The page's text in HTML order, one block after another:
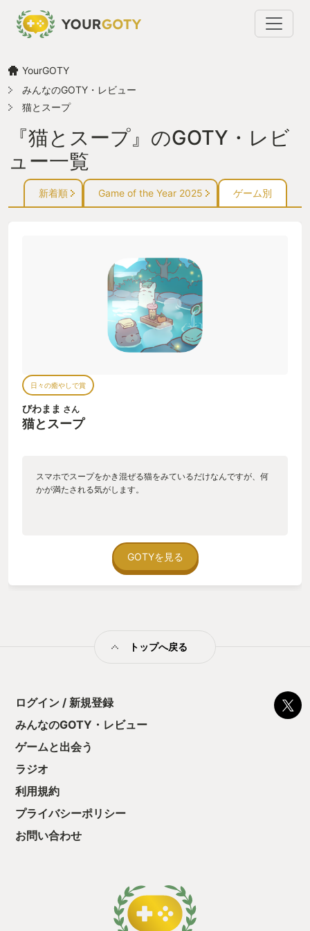
YourGOTY
みんなのGOTY・レビュー
猫とスープ
『猫とスープ』のGOTY・レビ
ュー一覧
新着順 Game of the Year 2025 ゲーム別
日々の癒やしで賞
びわまま さん
猫とスープ
スマホでスープをかき混ぜる猫をみているだけなんですが、何
かが満たされる気がします。
GOTYを見る
トップへ戻る
ログイン / 新規登録
みんなのGOTY・レビュー
ゲームと出会う
ラジオ
利用規約
プライバシーポリシー
お問い合わせ